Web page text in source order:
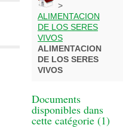
>
ALIMENTACION
DE LOS SERES
VIVOS
ALIMENTACION
DE LOS SERES
VIVOS
Documents
disponibles dans
cette catégorie (1)